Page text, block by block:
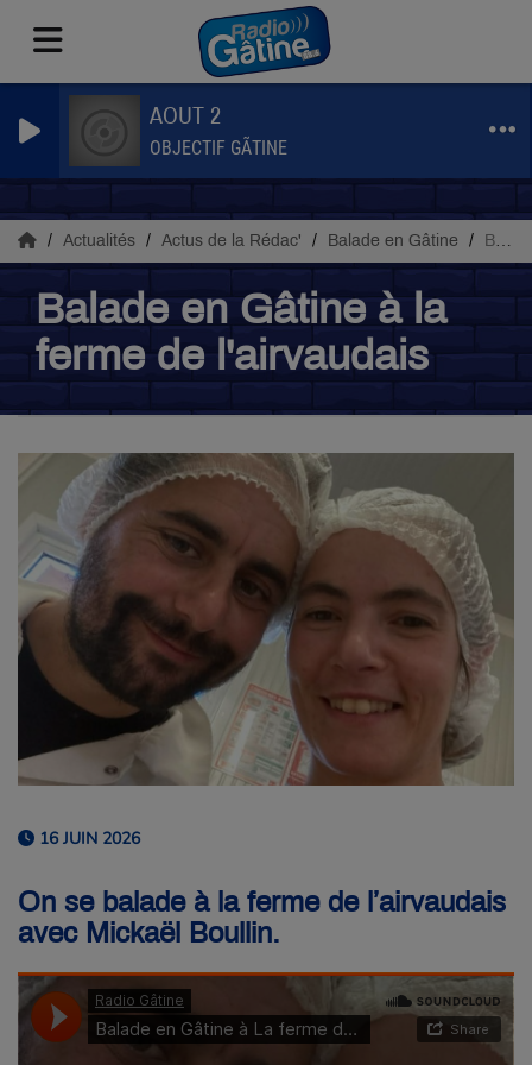
AOUT 2
OBJECTIF GÃTINE
Actualités Actus de la Rédac' Balade en Gâtine Balade en Gâtine à la ferme de l'airvaudais
Balade en Gâtine à la
ferme de l'airvaudais
16 JUIN 2026
On se balade à la ferme de l’airvaudais
avec Mickaël Boullin.